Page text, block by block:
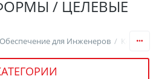
/ ЦЕЛЕВЫЕ
для Инженеров /